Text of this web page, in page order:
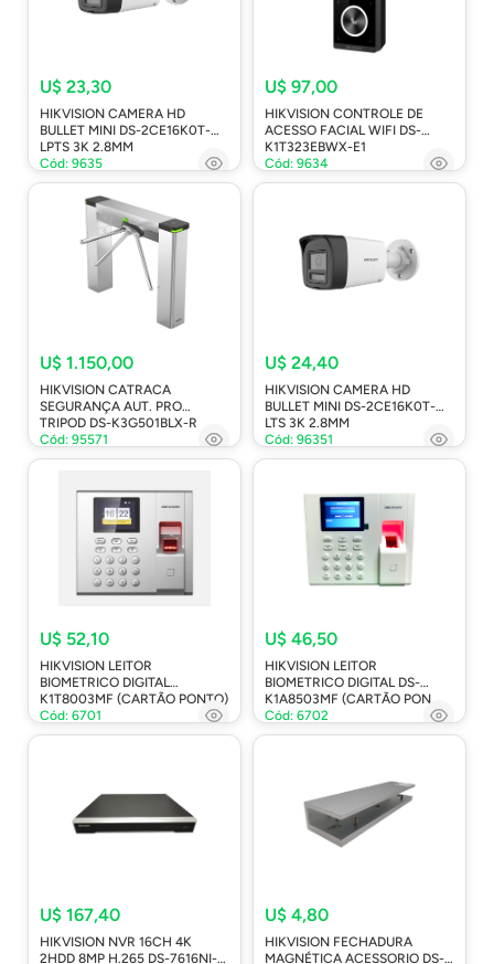
U$ 23,30
HIKVISION CAMERA HD
BULLET MINI DS-2CE16K0T-
LPTS 3K 2.8MM
Cód: 9635
U$ 97,00
HIKVISION CONTROLE DE
ACESSO FACIAL WIFI DS-
K1T323EBWX-E1
Cód: 9634
U$ 1.150,00
HIKVISION CATRACA
SEGURANÇA AUT. PRO
TRIPOD DS-K3G501BLX-R
Cód: 95571
U$ 24,40
HIKVISION CAMERA HD
BULLET MINI DS-2CE16K0T-
LTS 3K 2.8MM
Cód: 96351
U$ 52,10
HIKVISION LEITOR
BIOMETRICO DIGITAL
K1T8003MF (CARTÃO PONTO)
Cód: 6701
U$ 46,50
HIKVISION LEITOR
BIOMETRICO DIGITAL DS-
K1A8503MF (CARTÃO PON
Cód: 6702
U$ 167,40
HIKVISION NVR 16CH 4K
2HDD 8MP H.265 DS-7616NI-
U$ 4,80
HIKVISION FECHADURA
MAGNÉTICA ACESSORIO DS-